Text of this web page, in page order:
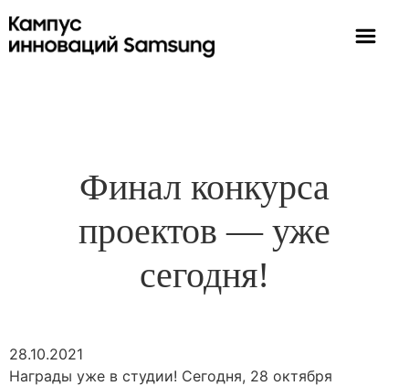
Финал конкурса
проектов — уже
сегодня!
28.10.2021
Награды уже в студии! Сегодня, 28 октября